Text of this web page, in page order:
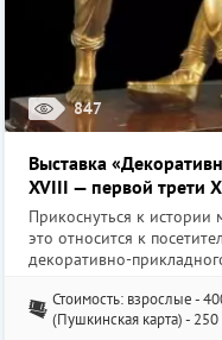
847
Выставка
XVIII — первой трети
Прикоснуться к
это относится к
декоративно-
Стоимость: взрослые -
(Пушкинская карта) - 250